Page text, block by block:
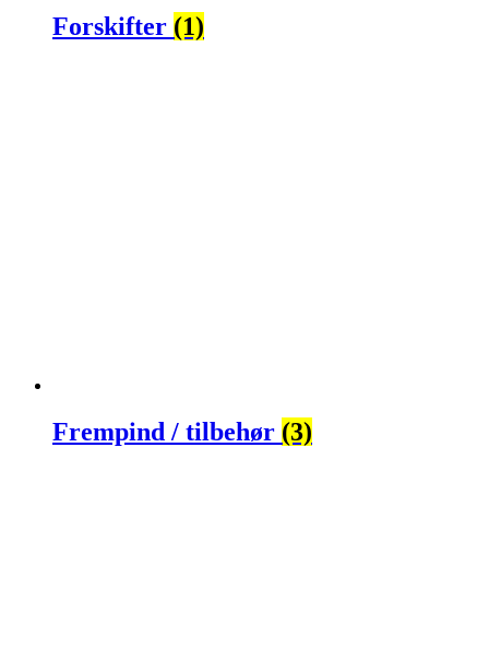
Forskifter (1)
Frempind / tilbehør (3)